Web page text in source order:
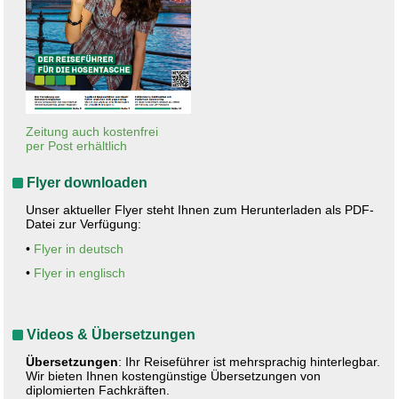
Zeitung auch kostenfrei
per Post erhältlich
Flyer downloaden
Unser aktueller Flyer steht Ihnen zum Herunterladen als PDF-
Datei zur Verfügung:
• Flyer in deutsch
• Flyer in englisch
Videos & Übersetzungen
Übersetzungen: Ihr Reiseführer ist mehrsprachig hinterlegbar.
Wir bieten Ihnen kostengünstige Übersetzungen von
diplomierten Fachkräften.